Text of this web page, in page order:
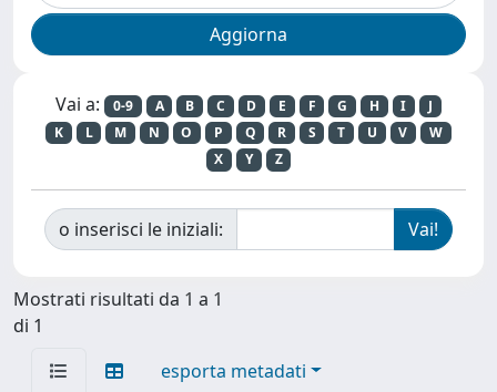
Vai a: 0-9 A B C D E F G H I
J
K
L M N O P Q R S T U V
W
X
Y Z
o inserisci le iniziali:
Mostrati risultati da 1 a 1
di 1
esporta metadati